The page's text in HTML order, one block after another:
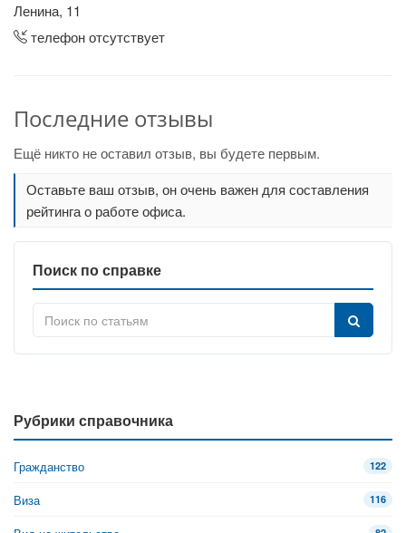
Ленина, 11
телефон отсутствует
Последние отзывы
Ещё никто не оставил отзыв, вы будете первым.
Оставьте ваш отзыв, он очень важен для составления
рейтинга о работе офиса.
Поиск по справке
Рубрики справочника
Гражданство 122
Виза 116